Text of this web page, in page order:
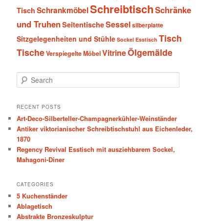
Tisch SchrankmöbelSchreibtischSchränke
und TruhenSeitentischeSesselsilberplatte
Sitzgelegenheiten und Stühle Sockel Esstisch Tisch
TischeVerspiegelte MöbelVitrineÖlgemälde
e
r
h
RECENT POSTS
Art-Deco-Silberteller-Champagnerkühler-Weinständer
Antiker viktorianischer Schreibtischstuhl aus Eichenleder,
1870
Regency Revival Esstisch mit ausziehbarem Sockel,
Mahagoni-Diner
CATEGORIES
5 Kuchenständer
Ablagetisch
Abstrakte Bronzeskulptur